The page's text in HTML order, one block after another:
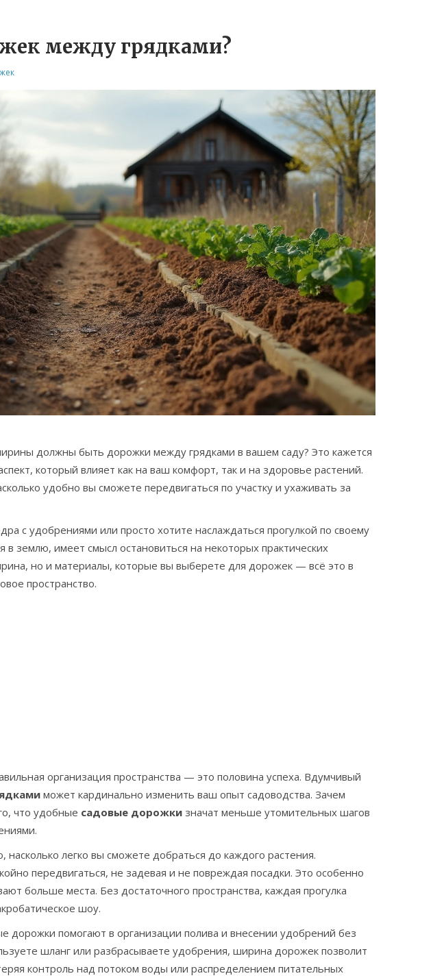
между грядками?
должны быть дорожки между грядками в вашем саду? Это кажется
который влияет как на ваш комфорт, так и на здоровье растений.
удобно вы сможете передвигаться по участку и ухаживать за
с удобрениями или просто хотите наслаждаться прогулкой по своему
в землю, имеет смысл остановиться на некоторых практических
но и материалы, которые вы выберете для дорожек — всё это в
пространство.
организация пространства — это половина успеха. Вдумчивый
может кардинально изменить ваш опыт садоводства. Зачем
что удобные садовые дорожки значат меньше утомительных шагов
легко вы сможете добраться до каждого растения.
передвигаться, не задевая и не повреждая посадки. Это особенно
больше места. Без достаточного пространства, каждая прогулка
шоу.
дорожки помогают в организации полива и внесении удобрений без
шланг или разбрасываете удобрения, ширина дорожек позволит
контроль над потоком воды или распределением питательных